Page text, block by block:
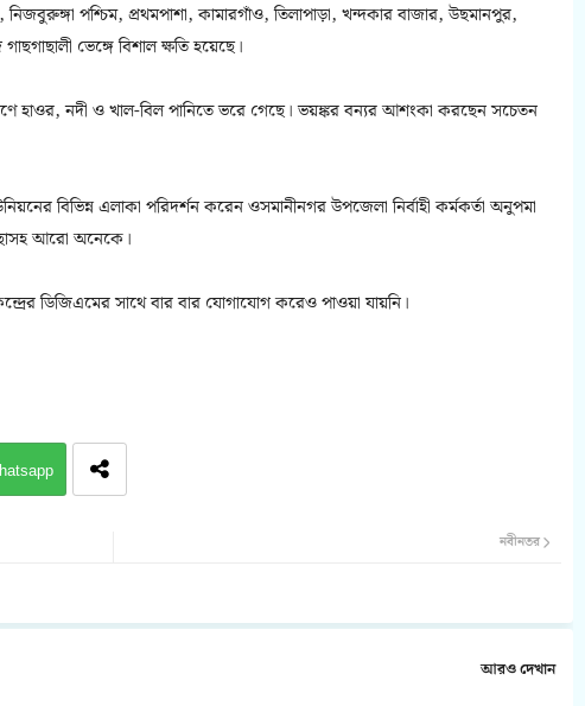
পশ্চিম, প্রথমপাশা, কামারগাঁও, তিলাপাড়া, খন্দকার বাজার, উছমানপুর,
ভেঙ্গে বিশাল ক্ষতি হয়েছে।
হাওর, নদী ও খাল-বিল পানিতে ভরে গেছে। ভয়ঙ্কর বন্যর আশংকা করছেন সচেতন
বিভিন্ন এলাকা পরিদর্শন করেন ওসমানীনগর উপজেলা নির্বাহী কর্মকর্তা অনুপমা
আরো অনেকে।
ডিজিএমের সাথে বার বার যোগাযোগ করেও পাওয়া যায়নি।
নবীনতর
আরও দেখান